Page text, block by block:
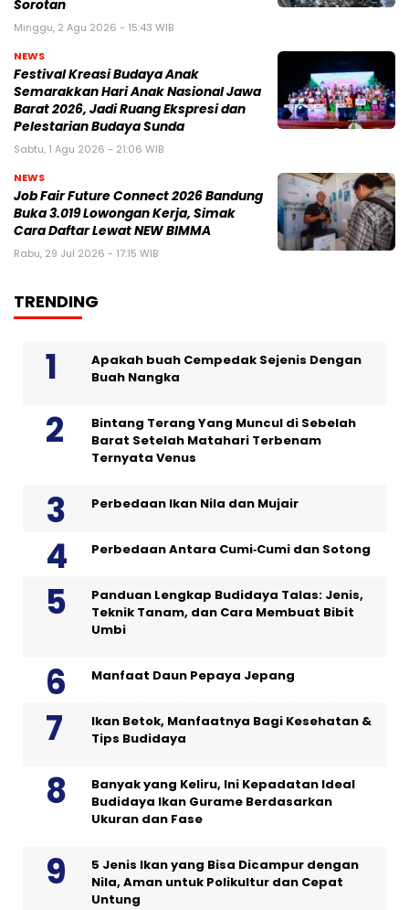
Sorotan
Minggu, 2 Agu 2026 - 15:43 WIB
NEWS
Festival Kreasi Budaya Anak
Semarakkan Hari Anak Nasional Jawa
Barat 2026, Jadi Ruang Ekspresi dan
Pelestarian Budaya Sunda
Sabtu, 1 Agu 2026 - 21:06 WIB
NEWS
Job Fair Future Connect 2026 Bandung
Buka 3.019 Lowongan Kerja, Simak
Cara Daftar Lewat NEW BIMMA
Rabu, 29 Jul 2026 - 17:15 WIB
TRENDING
Apakah buah Cempedak Sejenis Dengan
Buah Nangka
Bintang Terang Yang Muncul di Sebelah
Barat Setelah Matahari Terbenam
Ternyata Venus
Perbedaan Ikan Nila dan Mujair
Perbedaan Antara Cumi‑Cumi dan Sotong
Panduan Lengkap Budidaya Talas: Jenis,
Teknik Tanam, dan Cara Membuat Bibit
Umbi
Manfaat Daun Pepaya Jepang
Ikan Betok, Manfaatnya Bagi Kesehatan &
Tips Budidaya
Banyak yang Keliru, Ini Kepadatan Ideal
Budidaya Ikan Gurame Berdasarkan
Ukuran dan Fase
5 Jenis Ikan yang Bisa Dicampur dengan
Nila, Aman untuk Polikultur dan Cepat
Untung